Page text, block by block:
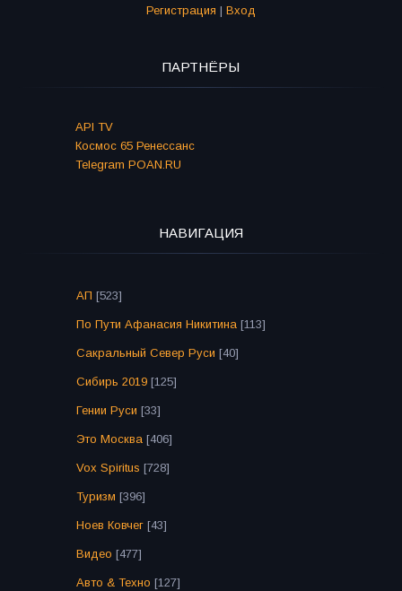
Регистрация | Вход
ПАРТНЁРЫ
API TV
Космос 65 Ренессанс
Telegram POAN.RU
НАВИГАЦИЯ
АП [523]
По Пути Афанасия Никитина [113]
Сакральный Север Руси [40]
Сибирь 2019 [125]
Гении Руси [33]
Это Москва [406]
Vox Spiritus [728]
Туризм [396]
Ноев Ковчег [43]
Видео [477]
Авто & Техно [127]